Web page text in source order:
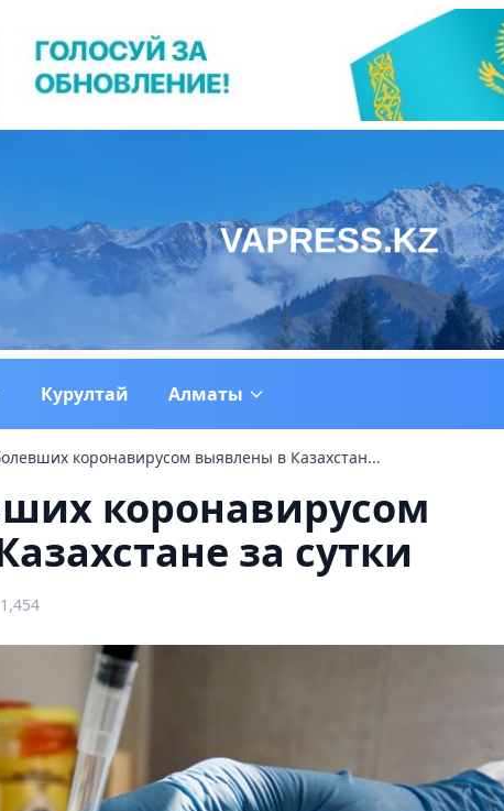
Курултай Алматы
коронавирусом выявлены в Казахстан...
коронавирусом
за сутки
1,454